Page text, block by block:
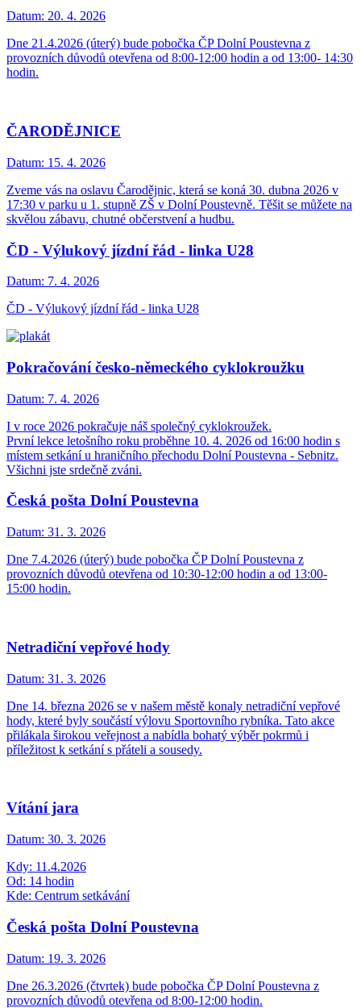
Datum: 20. 4. 2026
Dne 21.4.2026 (úterý) bude pobočka ČP Dolní Poustevna z
provozních důvodů otevřena od 8:00-12:00 hodin a od 13:00- 14:30
hodin.
ČARODĚJNICE
Datum: 15. 4. 2026
Zveme vás na oslavu Čarodějnic, která se koná 30. dubna 2026 v
17:30 v parku u 1. stupně ZŠ v Dolní Poustevně. Těšit se můžete na
skvělou zábavu, chutné občerstvení a hudbu.
ČD - Výlukový jízdní řád - linka U28
Datum: 7. 4. 2026
ČD - Výlukový jízdní řád - linka U28
Pokračování česko-německého cyklokroužku
Datum: 7. 4. 2026
I v roce 2026 pokračuje náš společný cyklokroužek.
První lekce letošního roku proběhne 10. 4. 2026 od 16:00 hodin s
místem setkání u hraničního přechodu Dolní Poustevna - Sebnitz.
Všichni jste srdečně zváni.
Česká pošta Dolní Poustevna
Datum: 31. 3. 2026
Dne 7.4.2026 (úterý) bude pobočka ČP Dolní Poustevna z
provozních důvodů otevřena od 10:30-12:00 hodin a od 13:00-
15:00 hodin.
Netradiční vepřové hody
Datum: 31. 3. 2026
Dne 14. března 2026 se v našem městě konaly netradiční vepřové
hody, které byly součástí výlovu Sportovního rybníka. Tato akce
přilákala širokou veřejnost a nabídla bohatý výběr pokrmů i
příležitost k setkání s přáteli a sousedy.
Vítání jara
Datum: 30. 3. 2026
Kdy: 11.4.2026
Od: 14 hodin
Kde: Centrum setkávání
Česká pošta Dolní Poustevna
Datum: 19. 3. 2026
Dne 26.3.2026 (čtvrtek) bude pobočka ČP Dolní Poustevna z
provozních důvodů otevřena od 8:00-12:00 hodin.